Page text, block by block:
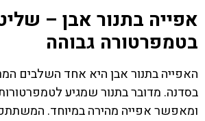
אפייה בתנור אבן –
בטמפרטורה גבוהה
האפייה בתנור אבן היא אחד השלבים
בסדנה. מדובר בתנור שמגיע
ומאפשר אפייה מהירה במיוחד.